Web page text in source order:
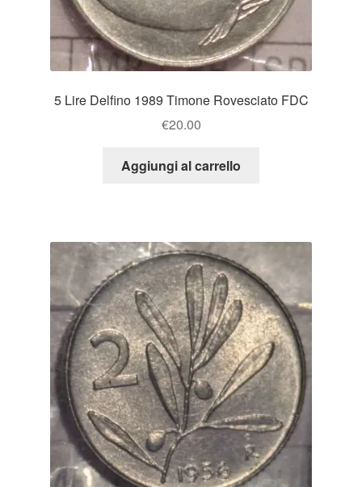
5 Lire Delfino 1989 Timone Rovesciato FDC
€20.00
Aggiungi al carrello